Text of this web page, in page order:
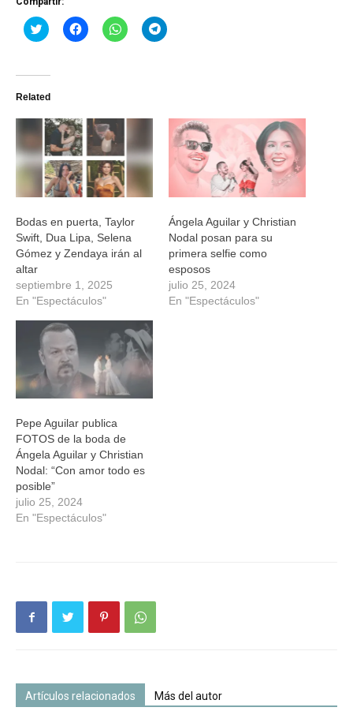
Haz
clic
Twitter
abre
una
ventana
nueva)
Haz
clic
una
ventana
nueva)
Haz
clic
una
nueva)
Haz
clic
una
ventana
nueva)
Related
Bodas en puerta, Taylor
Swift, Dua Lipa, Selena
Gómez y Zendaya irán al
altar
septiembre 1, 2025
En "Espectáculos"
Ángela Aguilar y Christian
Nodal posan para su
primera selfie como
esposos
julio 25, 2024
En "Espectáculos"
Pepe Aguilar publica
FOTOS de la boda de
Ángela Aguilar y Christian
Nodal: “Con amor todo es
posible”
julio 25, 2024
En "Espectáculos"
Artículos relacionados Más del autor